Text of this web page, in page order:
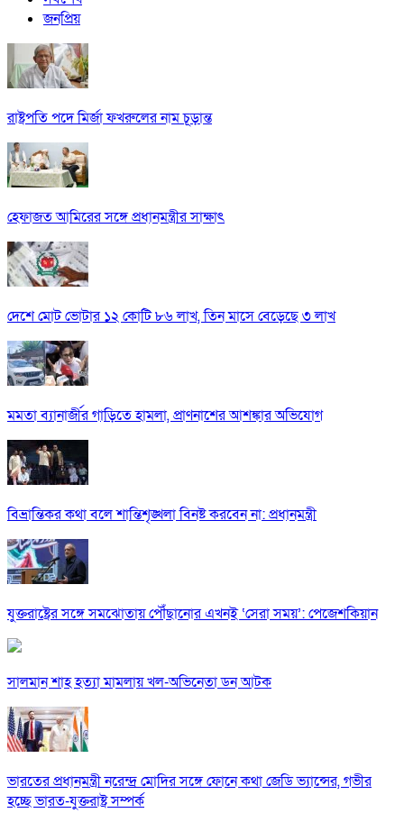
জনপ্রিয়
রাষ্ট্রপতি পদে মির্জা ফখরুলের নাম চূড়ান্ত
হেফাজত আমিরের সঙ্গে প্রধানমন্ত্রীর সাক্ষাৎ
দেশে মোট ভোটার ১২ কোটি ৮৬ লাখ, তিন মাসে বেড়েছে ৩ লাখ
মমতা ব্যানার্জীর গাড়িতে হামলা, প্রাণনাশের আশঙ্কার অভিযোগ
বিভ্রান্তিকর কথা বলে শান্তিশৃঙ্খলা বিনষ্ট করবেন না: প্রধানমন্ত্রী
যুক্তরাষ্ট্রের সঙ্গে সমঝোতায় পৌঁছানোর এখনই ‘সেরা সময়’: পেজেশকিয়ান
সালমান শাহ হত্যা মামলায় খল-অভিনেতা ডন আটক
ভারতের প্রধানমন্ত্রী নরেন্দ্র মোদির সঙ্গে ফোনে কথা জেডি ভ্যান্সের, গভীর
হচ্ছে ভারত-যুক্তরাষ্ট্র সম্পর্ক